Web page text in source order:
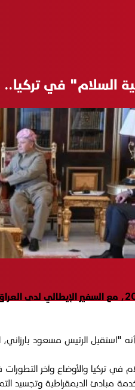
السلام" في تركيا..
بحث الرئيس مسعود بارزاني، الأربعاء 8
الأول 2025، في بيرمام، سفير إيطاليا لدى العراق نيكولو
في تركيا والأوضاع وآخر
مبادئ الديمقراطية وتجسيد